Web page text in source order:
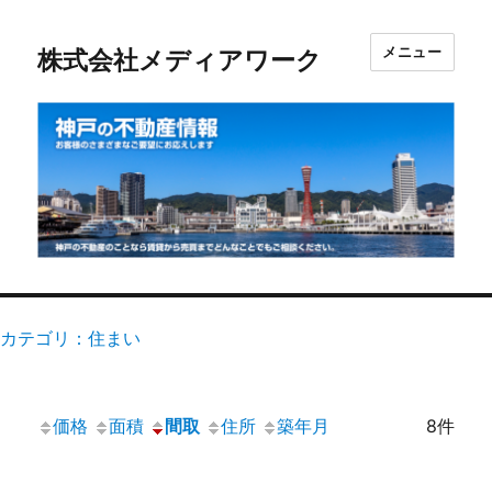
株式会社メディアワーク メニュー
カテゴリ：住まい
価格 面積 間取 住所 築年月 8件